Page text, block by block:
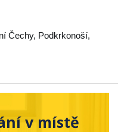
Čechy, Podkrkonoší,
v místě